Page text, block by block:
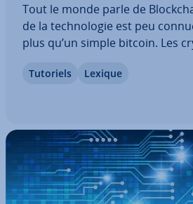
Tout le monde parle de
de la tech­no­lo­gie est peu
plus qu’un simple bitcoin. Les
la chaîne de blocs. Cela
Tutoriels Lexique